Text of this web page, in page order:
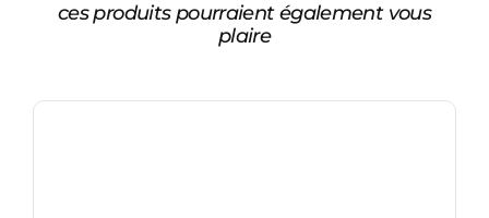
ces produits pourraient également vous
plaire